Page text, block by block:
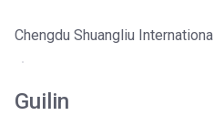
Chengdu Shuangliu
Guilin